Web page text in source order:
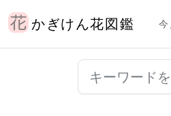
かぎけん花図鑑